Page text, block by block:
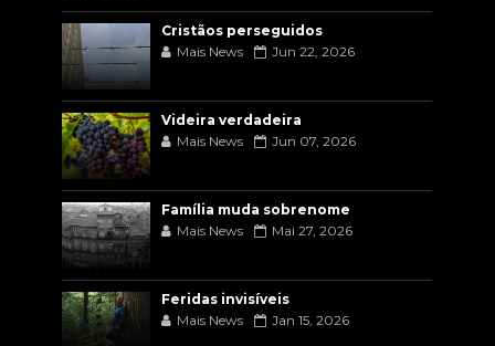
Cristãos perseguidos
Mais News
Jun 22, 2026
Videira verdadeira
Mais News
Jun 07, 2026
Família muda sobrenome
Mais News
Mai 27, 2026
Feridas invisíveis
Mais News
Jan 15, 2026